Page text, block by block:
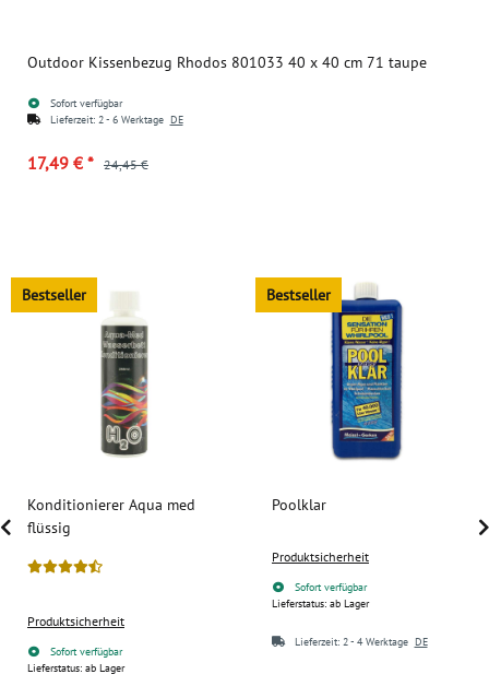
Outdoor Kissenbezug Rhodos 801033 40 x 40 cm 71 taupe
Sofort verfügbar
Lieferzeit: 2 - 6 Werktage DE
17,49 € * 24,45 €
Bestseller
Konditionierer Aqua med
flüssig
Produktsicherheit
Sofort verfügbar
Lieferstatus: ab Lager
Bestseller
Poolklar
Produktsicherheit
Sofort verfügbar
Lieferstatus: ab Lager
Lieferzeit: 2 - 4 Werktage DE